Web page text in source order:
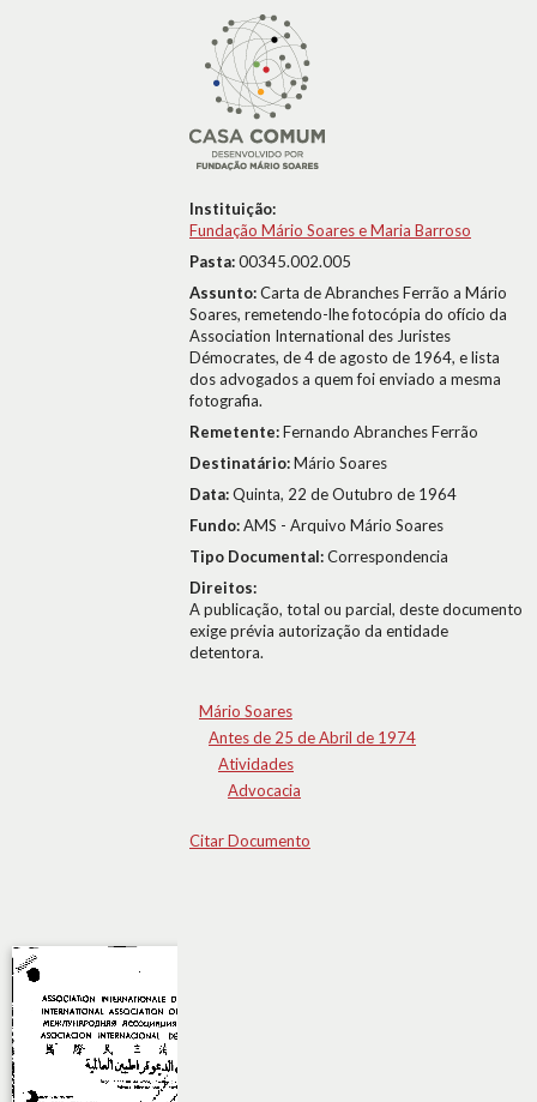
Instituição:
Fundação Mário Soares e Maria Barroso
Pasta:00345.002.005
Assunto:Carta de Abranches Ferrão a Mário
Soares, remetendo-lhe fotocópia do ofício da
Association International des Juristes
Démocrates, de 4 de agosto de 1964, e lista
dos advogados a quem foi enviado a mesma
fotografia.
Remetente:Fernando Abranches Ferrão
Destinatário:Mário Soares
Data:Quinta, 22 de Outubro de 1964
Fundo:AMS - Arquivo Mário Soares
Tipo Documental:Correspondencia
Direitos:
A publicação, total ou parcial, deste documento
exige prévia autorização da entidade
detentora.
Mário Soares
Antes de 25 de Abril de 1974
Atividades
Advocacia
Citar Documento